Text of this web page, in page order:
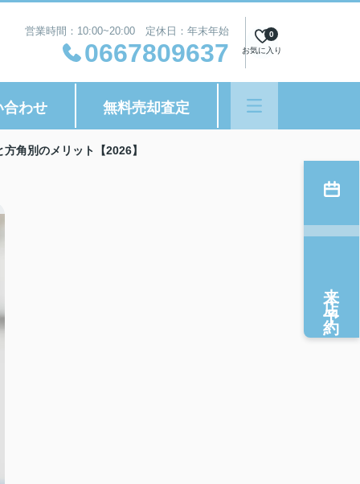
営業時間：10:00~20:00 定休日：年末年始
0667809637 お気に入り
0
合わせ 無料売却査定
角別のメリット【2026】
来店予約